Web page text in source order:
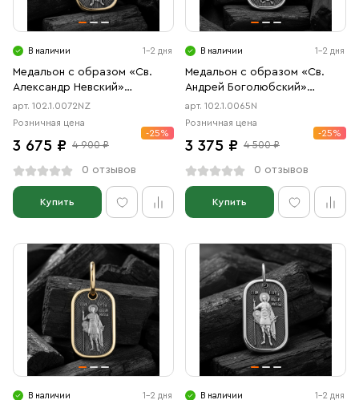
В наличии 1-2 дня
Медальон с образом «Св.
Александр Невский»
чернение, позолота
арт. 102.1.0072NZ
Розничная цена
3 675 ₽ 4 900 ₽
-25%
0 отзывов
Купить
В наличии 1-2 дня
Медальон с образом «Св.
Андрей Боголюбский»
чернение
арт. 102.1.0065N
Розничная цена
3 375 ₽ 4 500 ₽
-25%
0 отзывов
Купить
В наличии 1-2 дня В наличии 1-2 дня